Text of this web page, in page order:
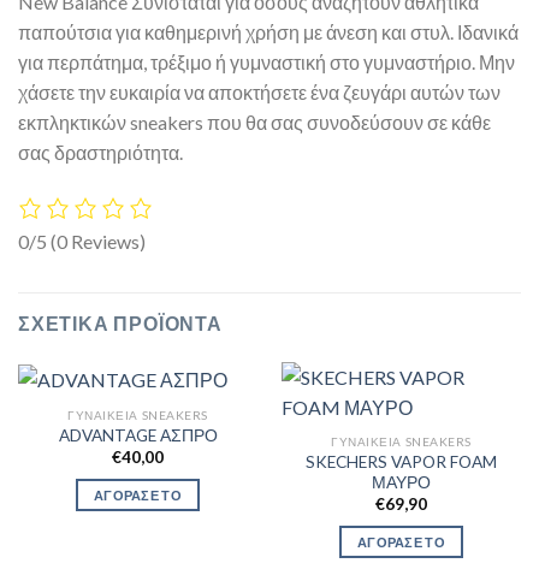
παπούτσια για καθημερινή χρήση με άνεση και στυλ. Ιδανικά
για περπάτημα, τρέξιμο ή γυμναστική στο γυμναστήριο. Μην
χάσετε την ευκαιρία να αποκτήσετε ένα ζευγάρι αυτών των
εκπληκτικών sneakers που θα σας συνοδεύσουν σε κάθε
σας δραστηριότητα.
0/5 (0 Reviews)
ΣΧΕΤΙΚΆ ΠΡΟΪΌΝΤΑ
ΓΥΝΑΙΚΕΊΑ SNEAKERS
ADVANTAGE ΑΣΠΡΟ
€40,00
ΑΓΟΡΑΣΕ ΤΟ
ΓΥΝΑΙΚΕΊΑ SNEAKERS
SKECHERS VAPOR FOAM
ΜΑΥΡΟ
€69,90
ΑΓΟΡΑΣΕ ΤΟ